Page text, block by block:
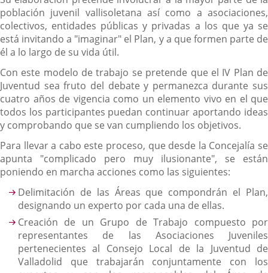
población juvenil vallisoletana así como a asociaciones,
colectivos, entidades públicas y privadas a los que ya se
está invitando a "imaginar" el Plan, y a que formen parte de
él a lo largo de su vida útil.
Con este modelo de trabajo se pretende que el IV Plan de
Juventud sea fruto del debate y permanezca durante sus
cuatro años de vigencia como un elemento vivo en el que
todos los participantes puedan continuar aportando ideas
y comprobando que se van cumpliendo los objetivos.
Para llevar a cabo este proceso, que desde la Concejalía se
apunta "complicado pero muy ilusionante", se están
poniendo en marcha acciones como las siguientes:
Delimitación de las Áreas que compondrán el Plan,
designando un experto por cada una de ellas.
Creación de un Grupo de Trabajo compuesto por
representantes de las Asociaciones Juveniles
pertenecientes al Consejo Local de la Juventud de
Valladolid que trabajarán conjuntamente con los